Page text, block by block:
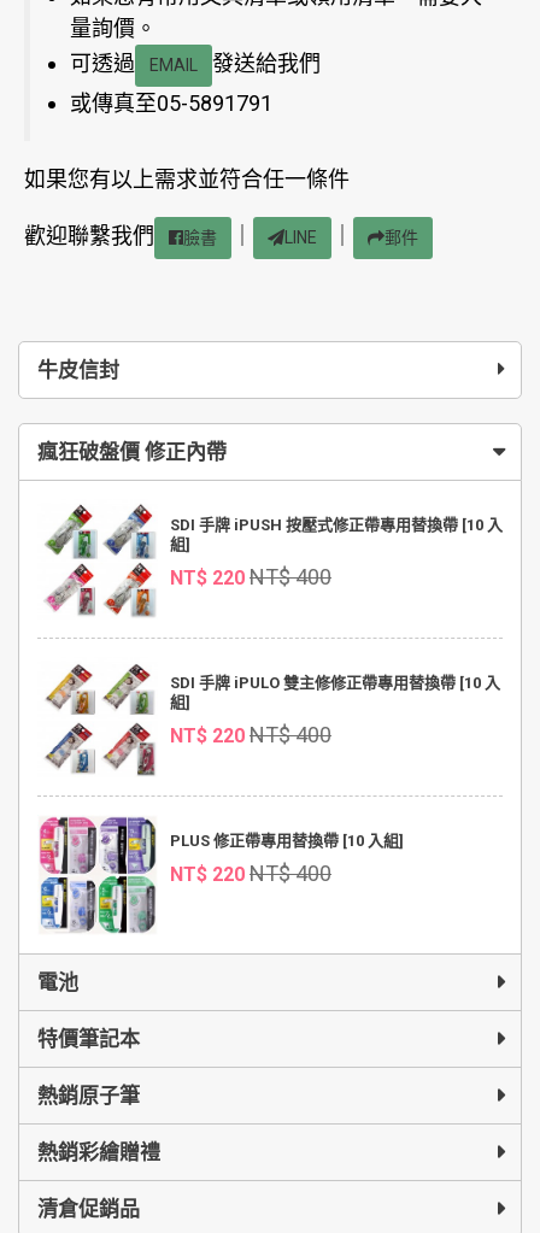
牛皮信封
瘋狂破盤價 修正內帶
SDI 手牌 iPUSH 按壓式修正帶專用替換帶 [10 入
組]
NT$ 220 NT$ 400
SDI 手牌 iPULO 雙主修修正帶專用替換帶 [10 入
組]
NT$ 220 NT$ 400
PLUS 修正帶專用替換帶 [10 入組]
NT$ 220 NT$ 400
電池
特價筆記本
熱銷原子筆
熱銷彩繪贈禮
清倉促銷品
量詢價。
可透過
EMAIL
發送給我們
或傳真至05-5891791
如果您有以上需求並符合任一條件
歡迎聯繫我們 臉書 LINE 郵件